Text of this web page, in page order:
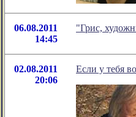
06.08.2011
14:45
"Грис,
02.08.2011
20:06
Если у тебя